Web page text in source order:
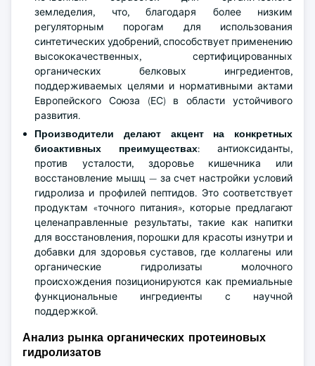
земледелия, что, благодаря более низким
регуляторным порогам для использования
синтетических удобрений, способствует применению
высококачественных, сертифицированных
органических белковых ингредиентов,
поддерживаемых целями и нормативными актами
Европейского Союза (ЕС) в области устойчивого
развития.
Производители делают акцент на конкретных
биоактивных преимуществах: антиоксиданты,
против усталости, здоровье кишечника или
восстановление мышц — за счет настройки условий
гидролиза и профилей пептидов. Это соответствует
продуктам «точного питания», которые предлагают
целенаправленные результаты, такие как напитки
для восстановления, порошки для красоты изнутри и
добавки для здоровья суставов, где коллагены или
органические гидролизаты молочного
происхождения позиционируются как премиальные
функциональные ингредиенты с научной
поддержкой.
Анализ рынка органических протеиновых
гидролизатов